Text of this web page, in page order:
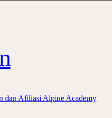
dan Afiliasi Alpine Academy